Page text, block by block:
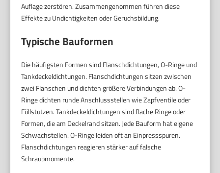
Auflage zerstören. Zusammengenommen führen diese
Effekte zu Undichtigkeiten oder Geruchsbildung.
Typische Bauformen
Die häufigsten Formen sind Flanschdichtungen, O-Ringe und
Tankdeckeldichtungen. Flanschdichtungen sitzen zwischen
zwei Flanschen und dichten größere Verbindungen ab. O-
Ringe dichten runde Anschlussstellen wie Zapfventile oder
Füllstutzen. Tankdeckeldichtungen sind flache Ringe oder
Formen, die am Deckelrand sitzen. Jede Bauform hat eigene
Schwachstellen. O-Ringe leiden oft an Einpressspuren.
Flanschdichtungen reagieren stärker auf falsche
Schraubmomente.